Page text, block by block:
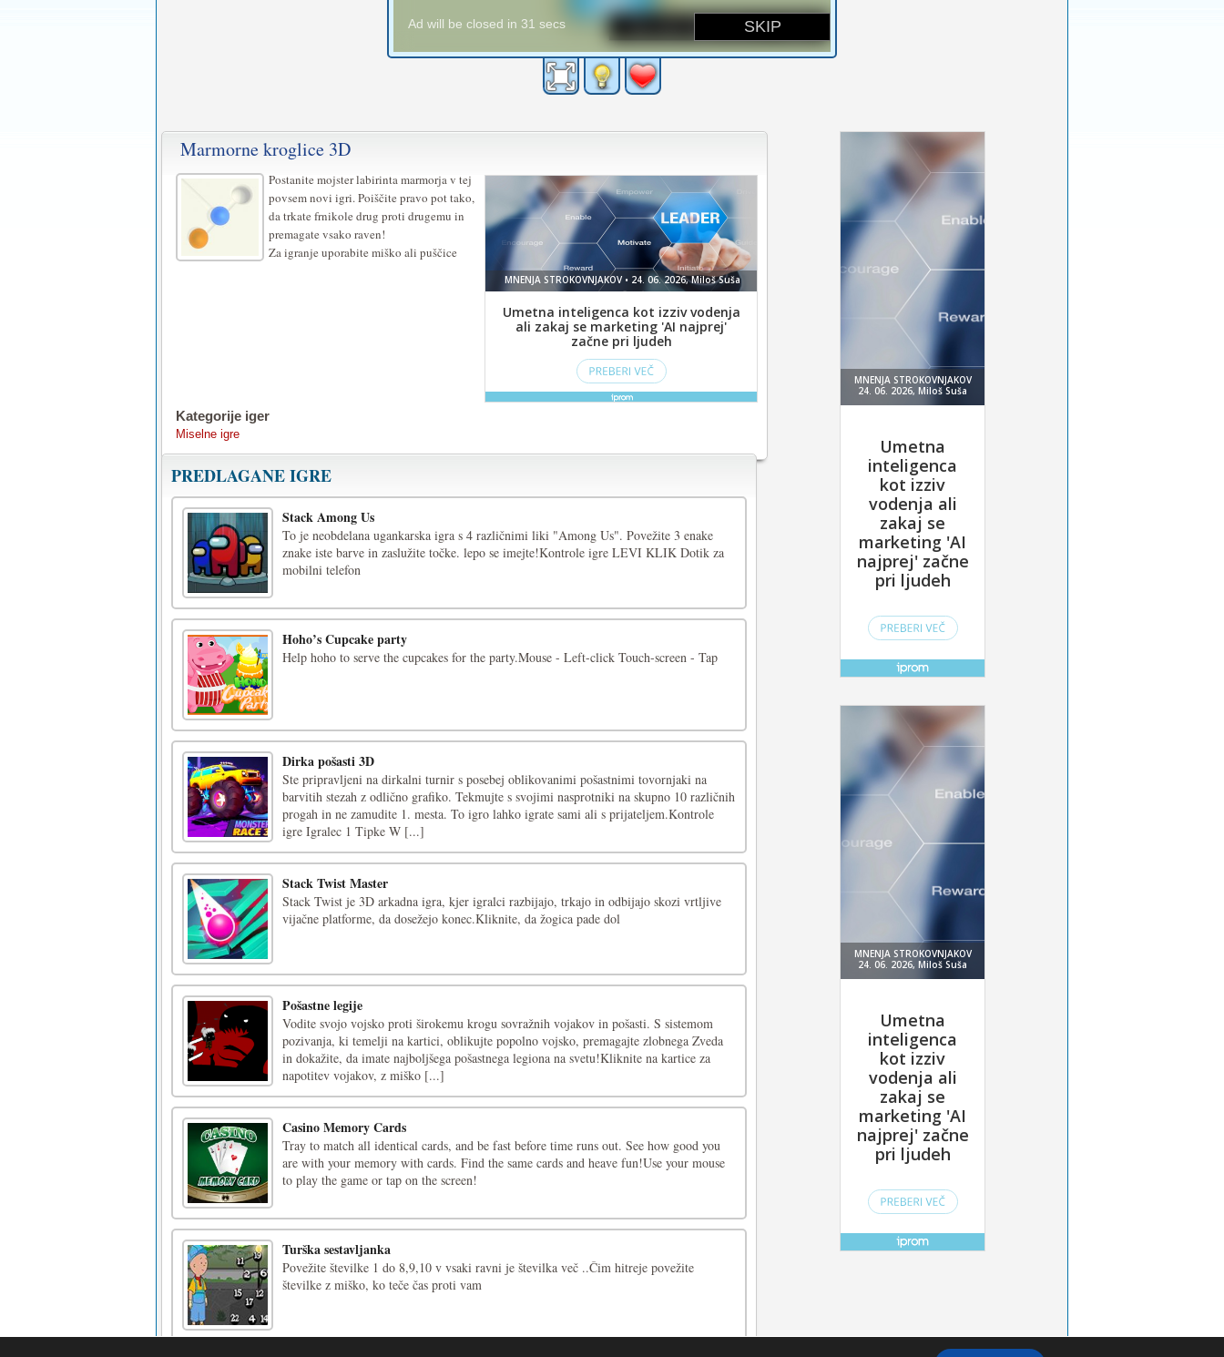
Marmorne kroglice 3D
Postanite mojster labirinta marmorja v tej
povsem novi igri. Poiščite pravo pot tako,
da trkate frnikole drug proti drugemu in
premagate vsako raven!
Za igranje uporabite miško ali puščice
Kategorije iger
Miselne igre
PREDLAGANE IGRE
Stack Among Us
To je neobdelana ugankarska igra s 4 različnimi liki "Among Us". Povežite 3 enake
znake iste barve in zaslužite točke. lepo se imejte!Kontrole igre LEVI KLIK Dotik za
mobilni telefon
Hoho’s Cupcake party
Help hoho to serve the cupcakes for the party.Mouse - Left-click Touch-screen - Tap
Dirka pošasti 3D
Ste pripravljeni na dirkalni turnir s posebej oblikovanimi pošastnimi tovornjaki na
barvitih stezah z odlično grafiko. Tekmujte s svojimi nasprotniki na skupno 10 različnih
progah in ne zamudite 1. mesta. To igro lahko igrate sami ali s prijateljem.Kontrole
igre Igralec 1 Tipke W [...]
Stack Twist Master
Stack Twist je 3D arkadna igra, kjer igralci razbijajo, trkajo in odbijajo skozi vrtljive
vijačne platforme, da dosežejo konec.Kliknite, da žogica pade dol
Pošastne legije
Vodite svojo vojsko proti širokemu krogu sovražnih vojakov in pošasti. S sistemom
pozivanja, ki temelji na kartici, oblikujte popolno vojsko, premagajte zlobnega Zveda
in dokažite, da imate najboljšega pošastnega legiona na svetu!Kliknite na kartice za
napotitev vojakov, z miško [...]
Casino Memory Cards
Tray to match all identical cards, and be fast before time runs out. See how good you
are with your memory with cards. Find the same cards and heave fun!Use your mouse
to play the game or tap on the screen!
Turška sestavljanka
Povežite številke 1 do 8,9,10 v vsaki ravni je številka več ..Čim hitreje povežite
številke z miško, ko teče čas proti vam